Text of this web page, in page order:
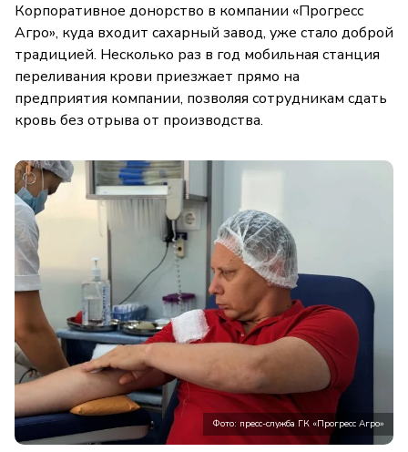
Корпоративное донорство в компании «Прогресс
Агро», куда входит сахарный завод, уже стало доброй
традицией. Несколько раз в год мобильная станция
переливания крови приезжает прямо на
предприятия компании, позволяя сотрудникам сдать
кровь без отрыва от производства.
Фото: пресс-служба ГК «Прогресс Агро»